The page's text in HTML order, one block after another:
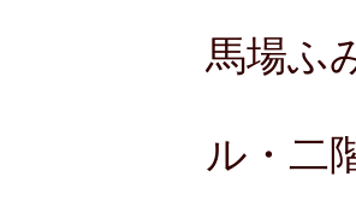
馬場ふ
ル・二